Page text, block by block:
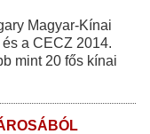
Magyar-Kínai
a CECZ 2014.
mint 20 fős kínai